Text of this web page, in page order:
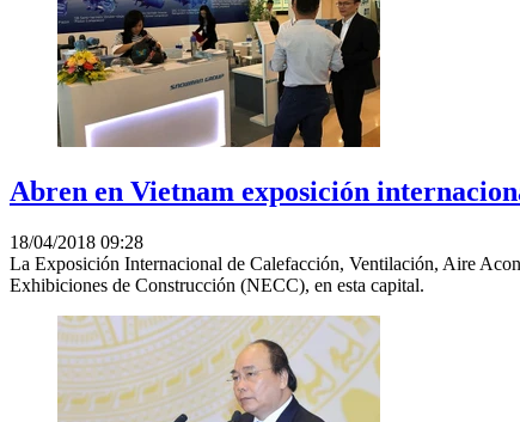
Abren en Vietnam exposición
18/04/2018 09:28
La Exposición Internacional de Calefacción, Ventilación, Aire
Exhibiciones de Construcción (NECC), en esta capital.